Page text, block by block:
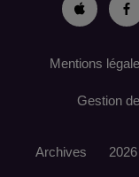
Mentions
Gestion
Archives 2026